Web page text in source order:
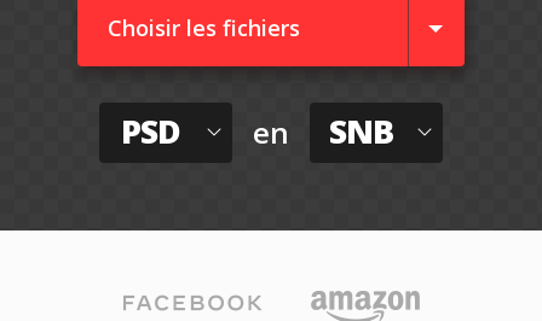
Choisir les fichiers
PSD en SNB